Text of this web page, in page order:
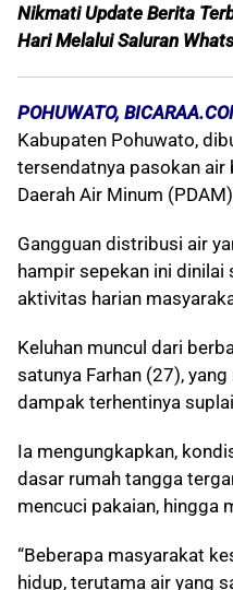
Nikmati Update Berita
Hari Melalui Saluran
POHUWATO,
Kabupaten Pohuwato,
tersendatnya pasokan air
Daerah Air Minum
Gangguan distribusi air
hampir sepekan ini dinilai
aktivitas harian
Keluhan muncul dari
satunya Farhan (27),
dampak terhentinya
Ia mengungkapkan,
dasar rumah tangga
mencuci pakaian, hingga
“Beberapa masyarakat
hidup, terutama air yang